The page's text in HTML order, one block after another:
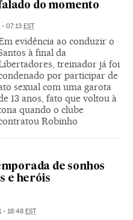
do momento
- 07:13 EST
evidência ao conduzir o
à final da
treinador já foi
por participar de
sexual com uma garota
13 anos, fato que voltou à
quando o clube
Robinho
de sonhos
e heróis
- 18:48 EST